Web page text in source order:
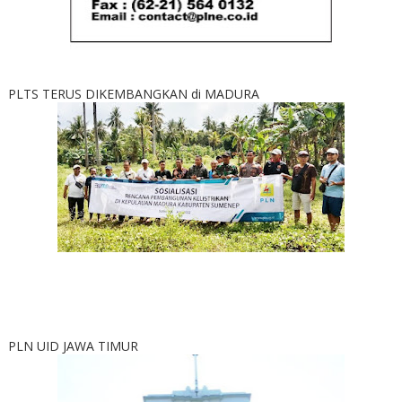
PLTS TERUS DIKEMBANGKAN di MADURA
PLN UID JAWA TIMUR